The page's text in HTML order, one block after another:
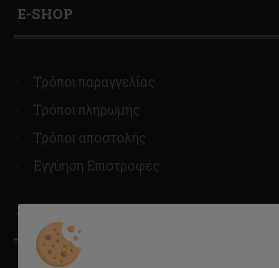
E-SHOP
Τρόποι παραγγελίας
Τρόποι πληρωμής
Τρόποι αποστολής
Εγγύηση Επιστροφές
ΤΡΟΠΟΙ ΑΠΟΣΤΟΛΗΣ